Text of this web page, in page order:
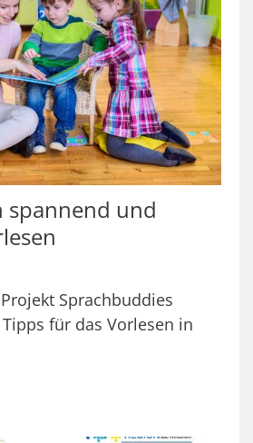
spannend und
Projekt Sprachbuddies
für das Vorlesen in